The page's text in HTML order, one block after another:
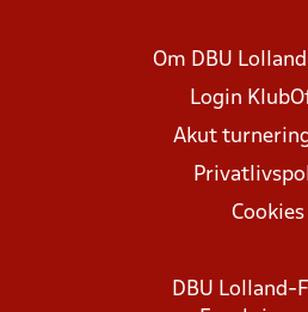
Om DBU
Login
Akut
Cookies
DBU Lolland-